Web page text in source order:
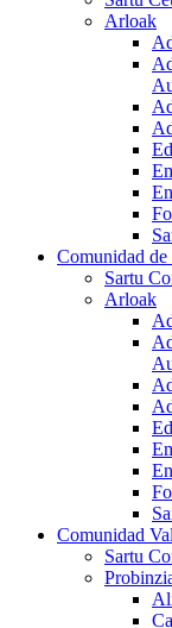
Arloak
Comunidad
Sartu
Arloak
Comunidad
Sartu